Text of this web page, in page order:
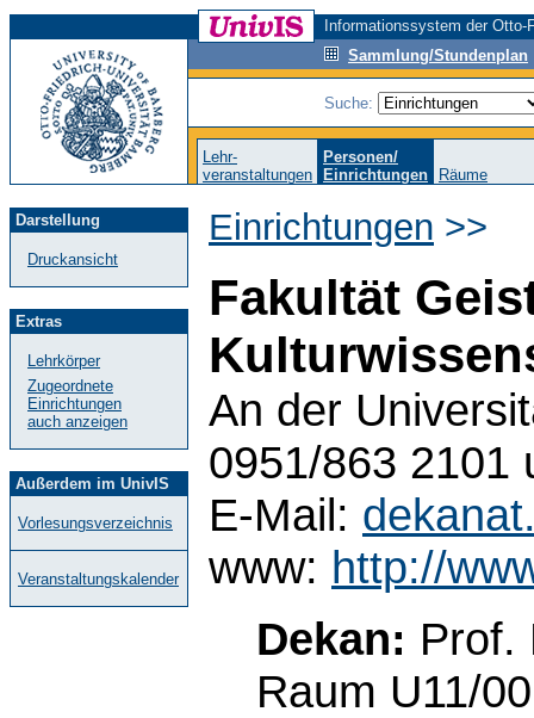
Informationssystem der
Sammlung/Stundenplan
Suche:
Lehr-
veranstaltungen
Personen/
Einrichtungen
Räume
Darstellung
Druckansicht
Extras
Lehrkörper
Zugeordnete
Einrichtungen
auch anzeigen
Außerdem im UnivIS
Vorlesungsverzeichnis
Veranstaltungskalender
Einrichtungen >>
Fakultät
An der
0951/863 2101
E-Mail:
www: http://
Dekan:
Raum U11/